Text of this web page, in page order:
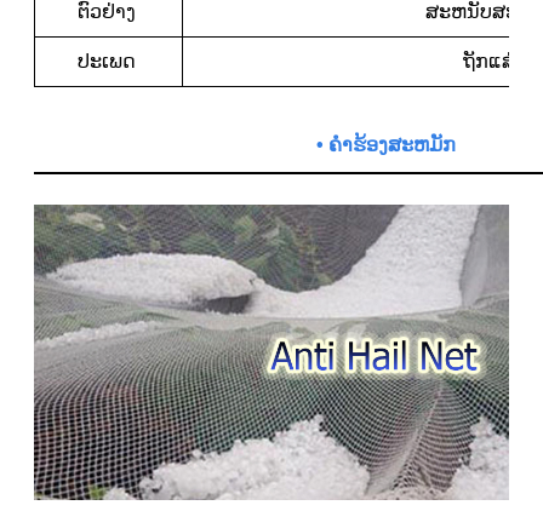
ຕົວຢ່າງ ສະຫນັບສະຫ
ປະເພດ ຖັກແສ່ວ
• ຄໍາຮ້ອງສະຫມັກ